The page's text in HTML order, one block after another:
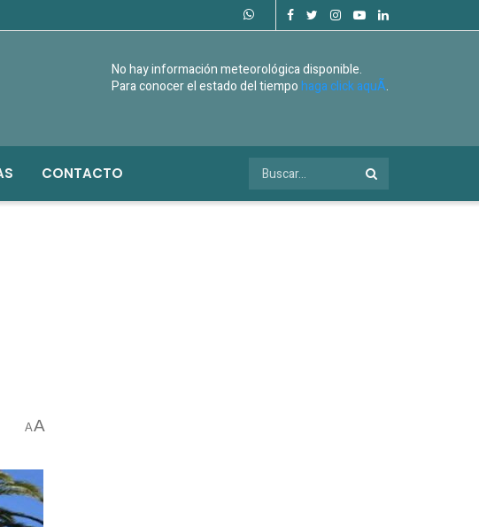
No hay información meteorológica disponible.
Para conocer el estado del tiempohaga click aquÃ­.
CONTACTO
AA